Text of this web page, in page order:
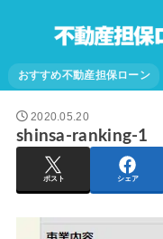
おすすめ不動産担保ローン
2020.05.20
shinsa-ranking-1
ポスト シェア